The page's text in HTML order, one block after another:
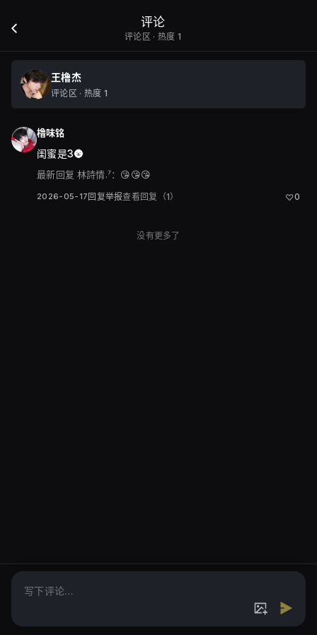
评论
评论区 · 热度 1
王橹杰
评论区 · 热度 1
橹味铭
闺蜜是3🌚
最新回复 林詩情.⁷： 😘😘😘
2026-05-17 回复举报查看回复（1） ♡0
没有更多了